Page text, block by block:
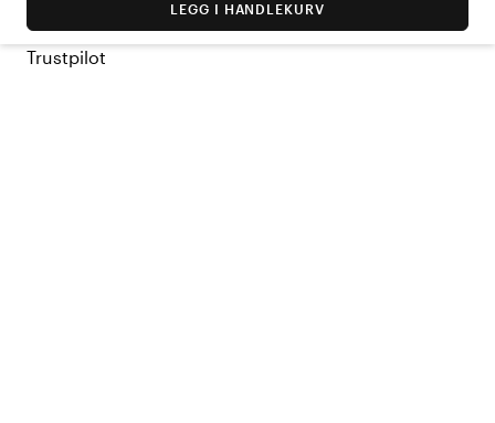
LEGG I HANDLEKURV
Trustpilot